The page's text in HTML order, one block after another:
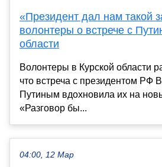
«Президент дал нам такой
волонтеры о встрече с
области
Волонтеры в Курской области
что встреча с президентом РФ
Путиным вдохновила их на
«Разговор бы...
04:00, 12 Мар